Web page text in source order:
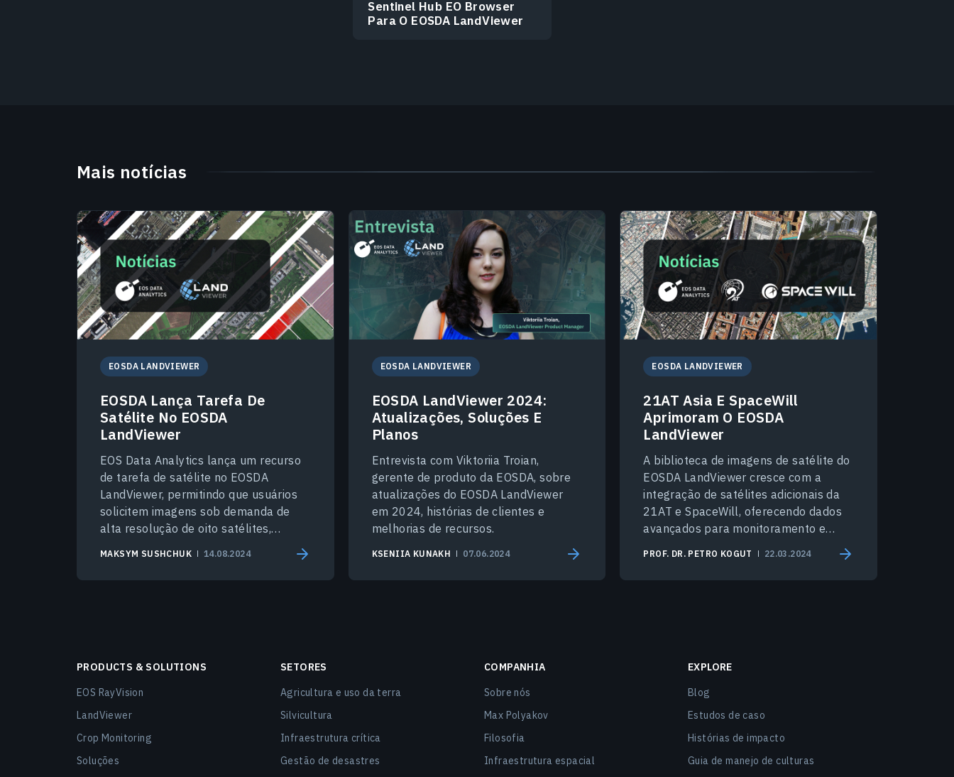
Sentinel Hub EO Browser
Para O EOSDA LandViewer
Mais notícias
EOSDA LANDVIEWER
EOSDA Lança Tarefa De
Satélite No EOSDA
LandViewer
EOS Data Analytics lança um recurso
de tarefa de satélite no EOSDA
LandViewer, permitindo que usuários
solicitem imagens sob demanda de
alta resolução de oito satélites,
MAKSYM SUSHCHUK 14.08.2024
EOSDA LANDVIEWER
EOSDA LandViewer 2024:
Atualizações, Soluções E
Planos
Entrevista com Viktoriia Troian,
gerente de produto da EOSDA, sobre
atualizações do EOSDA LandViewer
em 2024, histórias de clientes e
melhorias de recursos.
KSENIIA KUNAKH 07.06.2024
EOSDA LANDVIEWER
21AT Asia E SpaceWill
Aprimoram O EOSDA
LandViewer
A biblioteca de imagens de satélite do
EOSDA LandViewer cresce com a
integração de satélites adicionais da
21AT e SpaceWill, oferecendo dados
avançados para monitoramento e
PROF. DR. PETRO KOGUT 22.03.2024
PRODUCTS & SOLUTIONS
EOS RayVision
LandViewer
Crop Monitoring
Soluções
SETORES
Agricultura e uso da terra
Silvicultura
Infraestrutura crítica
Gestão de desastres
COMPANHIA
Sobre nós
Max Polyakov
Filosofia
Infraestrutura espacial
EXPLORE
Blog
Estudos de caso
Histórias de impacto
Guia de manejo de culturas